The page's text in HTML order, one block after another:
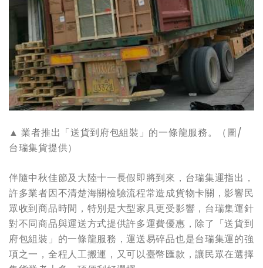
▲ 業者推出「送貨到府包組裝」的一條龍服務。（圖/
台瑞集貨提供）
伴隨中秋佳節及大陸十一長假即將到來，台瑞集運指出，
許多業者因不清楚海關檢驗流程常造成貨物卡關，影響民
眾收到商品時間，特別是大型家具更受影響，台瑞集運針
對不同商品與運送方式提供許多運費優惠，除了「送貨到
府包組裝」的一條龍服務，運送易碎品也是台瑞集運的強
項之一，全程人工搬運，又可以臺幣匯款，讓民眾在選擇